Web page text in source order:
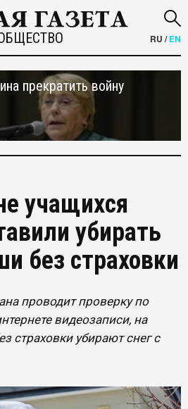
RU /EN
прекратить войну
учащихся
убирать
без страховки
проводит проверку по
видеозаписи, на
страховки убирают снег с